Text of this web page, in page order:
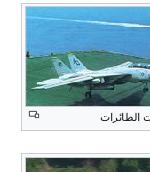
الطائرات